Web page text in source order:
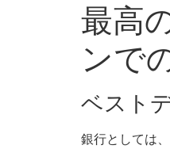
最高
ンで
ベスト
銀行としては